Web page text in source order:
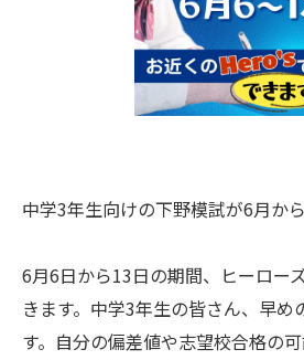
中学3年生向けの下野模試が6月から
6月6日から13日の期間、ヒーロー
きます。中学3年生の皆さん、早め
す。自分の偏差値や志望校合格の可